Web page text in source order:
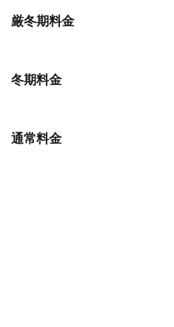
厳冬期料金
冬期料金
通常料金